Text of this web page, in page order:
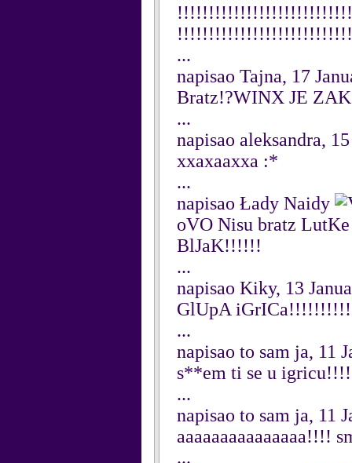
...
napisao Tajna, 17
Bratz!?WINX JE
...
napisao aleksandra,
xxaxaaxxa :*
...
napisao Łady Naidy
oVO Nisu bratz
BlJaK!!!!!!
...
napisao Kiky, 13
GlUpA
...
napisao to sam ja, 11
s**em ti se u
...
napisao to sam ja, 11
aaaaaaaaaaaaaaa!!!!
...